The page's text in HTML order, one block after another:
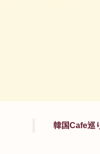
韓国Cafe巡